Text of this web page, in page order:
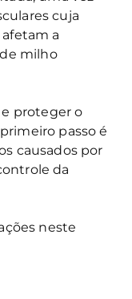
cuja
a
milho
e proteger o
passo é
causados por
da
neste